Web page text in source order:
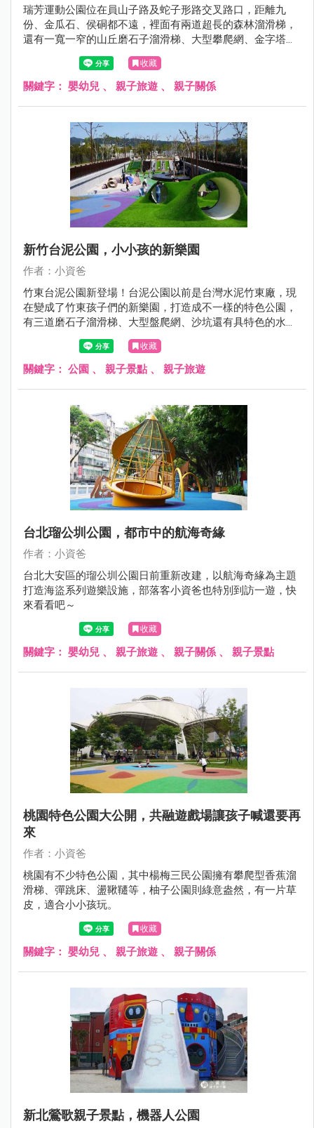
瑞芳運動公園位在員山子路及蛇子形路交叉路口，距離九
份、金瓜石、侯硐都不遠，裡面有兩道超長的森林溜滑梯，
還有一寬一窄的山丘磨石子溜滑梯、大型攀爬網、金字塔攀
爬架、多功能攀爬組、旋轉杯、多人旋轉盤、沙坑、鳥巢鞦
韆跟一般鞦韆，設施超級豐富，是親子踏青的好選擇。
收藏
關鍵字： 嬰幼兒 、 親子旅遊 、 親子關係
新竹台泥公園，小小孩的新樂園
作者：小資爸
竹東台泥公園新登場！台泥公園以前是台灣水泥竹東廠，現
在變成了竹東孩子們的新樂園，打造成不一樣的特色公園，
有三道磨石子溜滑梯、大型盤爬網、沙坑還有具特色的水管
涵洞上面更全部覆蓋了綠色草皮, 讓孩子們在充滿自然特色的
共融遊戲場中開心玩樂！現在就跟著小資爸一起來看看竹東
台泥公園的遊戲場哪邊好玩！
收藏
關鍵字： 公園 、 親子景點 、 親子旅遊
台北瑠公圳公園，都市中的航海奇緣
作者：小資爸
台北大安區的瑠公圳公園日前重新改建，以航海奇緣為主題
打造海盜系列遊樂設施，部落客小資爸也特別到訪一遊，快
來看看吧～
收藏
關鍵字： 嬰幼兒 、 親子旅遊 、 親子關係 、 親子景點
桃園特色公園大公開，共融遊戲場讓孩子喊還要再
來
作者：小資爸
桃園有不少特色公園，其中楊梅三民公園擁有攀爬型香蕉溜
滑梯、彈跳床、盪鞦韆等，柚子公園則綠意盎然，有一片草
皮，適合小小孩玩。
收藏
關鍵字： 嬰幼兒 、 親子旅遊 、 親子關係
新北鶯歌親子景點，機器人公園